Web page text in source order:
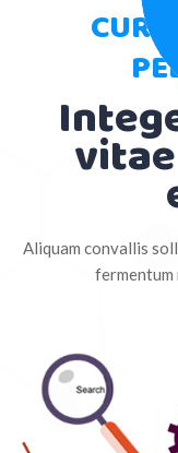
Aliquam convallis
fermentum